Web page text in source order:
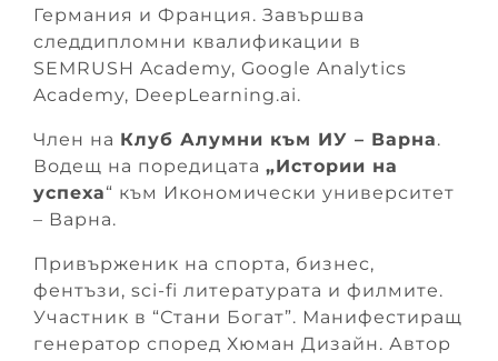
Германия и Франция. Завършва
следдипломни квалификации в
SEMRUSH Academy, Google Analytics
Academy, DeepLearning.ai.
Член на Клуб Алумни към ИУ – Варна.
Водещ на поредицата „Истории на
успеха“ към Икономически университет
– Варна.
Привърженик на спорта, бизнес,
фентъзи, sci-fi литературата и филмите.
Участник в “Стани Богат”. Манифестиращ
генератор според Хюман Дизайн. Автор